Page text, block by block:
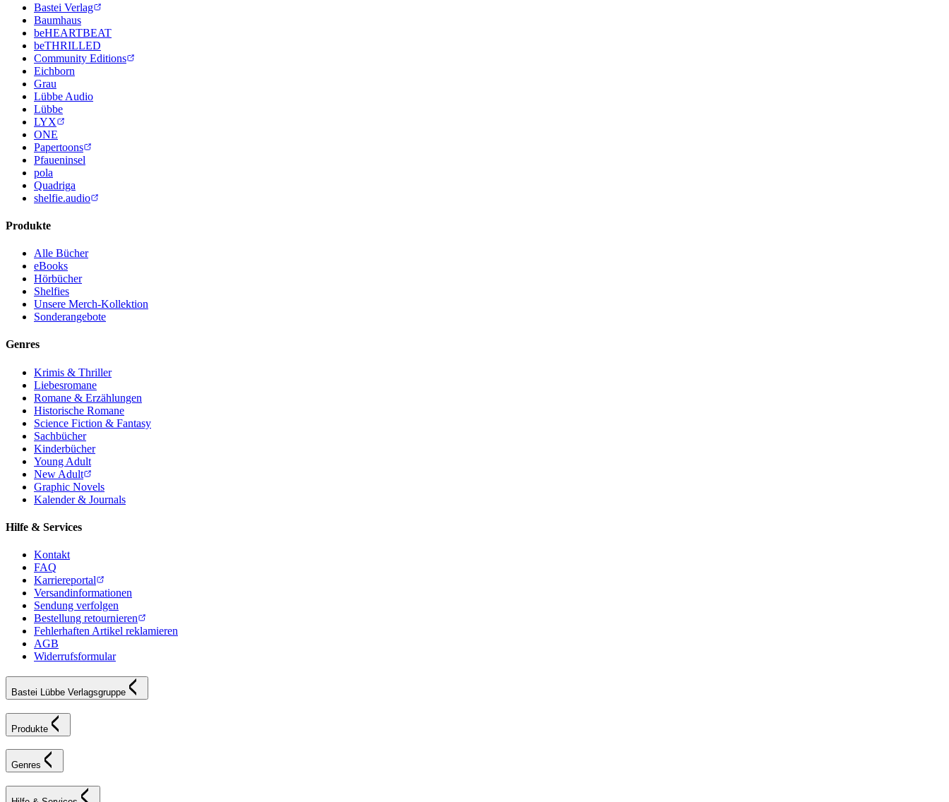
Bastei Verlag
Baumhaus
beHEARTBEAT
beTHRILLED
Community Editions
Eichborn
Grau
Lübbe Audio
Lübbe
LYX
ONE
Papertoons
Pfaueninsel
pola
Quadriga
shelfie.audio
Produkte
Alle Bücher
eBooks
Hörbücher
Shelfies
Unsere Merch-Kollektion
Sonderangebote
Genres
Krimis & Thriller
Liebesromane
Romane & Erzählungen
Historische Romane
Science Fiction & Fantasy
Sachbücher
Kinderbücher
Young Adult
New Adult
Graphic Novels
Kalender & Journals
Hilfe & Services
Kontakt
FAQ
Karriereportal
Versandinformationen
Sendung verfolgen
Bestellung retournieren
Fehlerhaften Artikel reklamieren
AGB
Widerrufsformular
Bastei Lübbe Verlagsgruppe
Produkte
Genres